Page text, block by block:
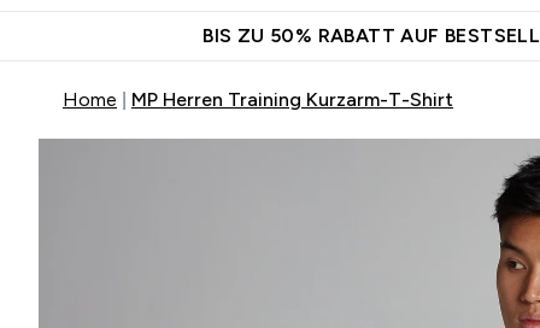
BIS ZU 50% RABATT AUF
Home MP Herren Training Kurzarm-T-Shirt